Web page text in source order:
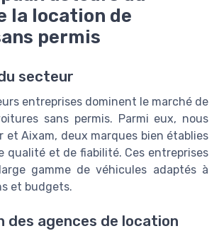
la location de
permis
secteur
entreprises dominent le marché de
sans permis. Parmi eux, nous
et Aixam, deux marques bien établies
qualité et de fiabilité. Ces entreprises
gamme de véhicules adaptés à
et budgets.
des agences de location